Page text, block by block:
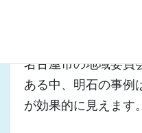
名古屋市の地域委員
ある中、明石の事例
が効果的に見えます。